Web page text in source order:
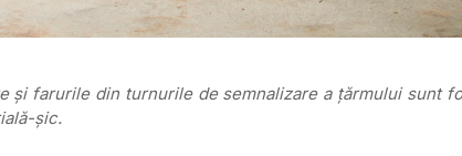
și farurile din turnurile de semnalizare a țărmului sunt
șic.